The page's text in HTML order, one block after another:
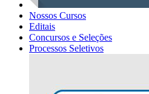
Nossos Cursos
Editais
Concursos e Seleções
Processos Seletivos